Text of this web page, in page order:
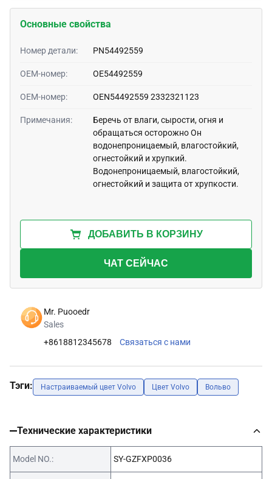
Основные свойства
Номер детали: PN54492559
OEM-номер: OE54492559
OEM-номер: OEN54492559 2332321123
Примечания:
Беречь от влаги, сырости, огня и
обращаться осторожно Он
водонепроницаемый, влагостойкий,
огнестойкий и хрупкий.
Водонепроницаемый, влагостойкий,
огнестойкий и защита от хрупкости.
ДОБАВИТЬ В КОРЗИНУ
ЧАТ СЕЙЧАС
Mr. Puooedr
Sales
+8618812345678
Связаться с нами
Тэги: Настраиваемый цвет Volvo Цвет Volvo Вольво
Технические характеристики
Model NO.: SY-GZFXP0036